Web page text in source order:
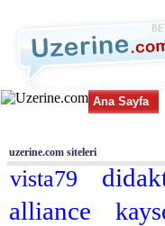
Ana Sayfa
uzerine.com siteleri
vista79
alliance